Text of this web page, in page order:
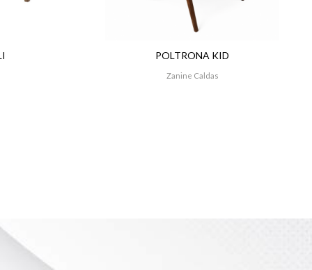
POLTRONA KID
Zanine Caldas